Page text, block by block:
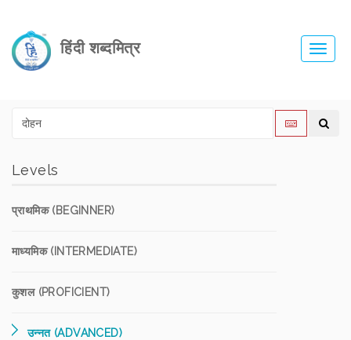
हिंदी शब्दमित्र
Levels
प्राथमिक (BEGINNER)
माध्यमिक (INTERMEDIATE)
कुशल (PROFICIENT)
उन्नत (ADVANCED)